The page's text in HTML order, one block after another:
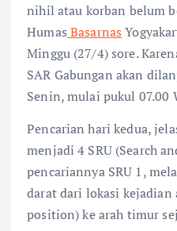
nihil atau korban belum
Humas Basarnas
Minggu (27/4) sore.
SAR Gabungan akan
Senin, mulai pukul 07.00
Pencarian hari kedua,
menjadi 4 SRU (Search
pencariannya SRU 1,
darat dari lokasi kejadian
position) ke arah timur